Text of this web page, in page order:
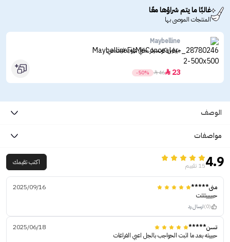
غالبًا ما يتم شراؤها معًا
المنتجات الموصى بها
Maybelline
ميبلين كونسيلر خافي عيوب فيت مي
23

46

-50%
الوصف
مواصفات
4.915 تقييم اكتب تقيمك
منى*****
2025/09/16
حبييييتتتت
(0) ارسال رد
تسن*****
2025/06/18
حبييته بعد ما اثبت الحواجب بالجل اعبي الفراغات